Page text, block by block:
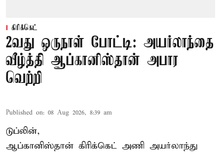
கிரிக்கெட்
2வது ஒருநாள் போட்டி: அயர்லாந்தை
வீழ்த்தி ஆப்கானிஸ்தான் அபார
வெற்றி
Published on: 08 Aug 2026, 8:39 am
டுப்லின்,
ஆப்கானிஸ்தான் கிரிக்கெட் அணி அயர்லாந்து